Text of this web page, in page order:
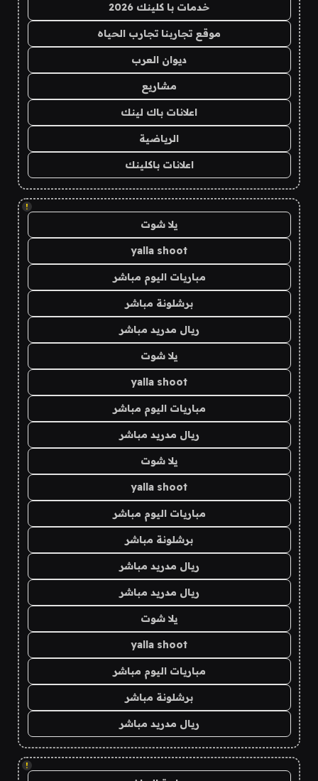
خدمات با كلينك 2026
موقع تجاربنا تجارب الحياه
ديوان العرب
مشاريع
اعلانات باك لينك
الرياضية
اعلانات باكلينك
!
يلا شوت
yalla shoot
مباريات اليوم مباشر
برشلونة مباشر
ريال مدريد مباشر
يلا شوت
yalla shoot
مباريات اليوم مباشر
ريال مدريد مباشر
يلا شوت
yalla shoot
مباريات اليوم مباشر
برشلونة مباشر
ريال مدريد مباشر
ريال مدريد مباشر
يلا شوت
yalla shoot
مباريات اليوم مباشر
برشلونة مباشر
ريال مدريد مباشر
!